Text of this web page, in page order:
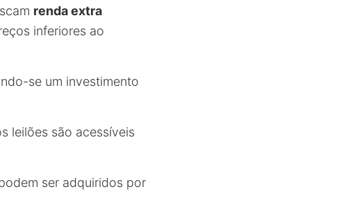
renda extra
inferiores ao
se um investimento
leilões são acessíveis
ser adquiridos por